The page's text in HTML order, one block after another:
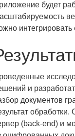
будет
и
документов
(back-end) и